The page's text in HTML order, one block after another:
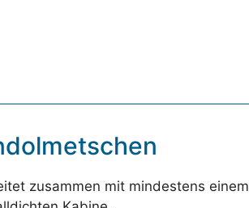
zusammen mit mindestens einem